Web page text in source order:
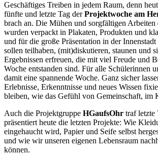
Geschäftiges Treiben in jedem Raum, denn
fünfte und letzte Tag derProjektwoche am
brach an. Die Mühen und sorgfältigen Arbeiten
wurden verpackt in Plakaten, Produkten und
und für die große Präsentation in der
sollen teilhaben, (mit)diskutieren, staunen und
Ergebnissen erfreuen, die mit viel Freude und
Woche entstanden sind. Für alle Schülerinnen
damit eine spannende Woche. Ganz sicher
Erlebnisse, Erkenntnisse und neues Wissen
bleiben, wie das Gefühl von Gemeinschaft, im
Auch die Projektgruppe HGaufsOhr traf letzte
präsentiert heute die letzten Projekte: Wie
eingehaucht wird, Papier und Seife selbst
und wie wir unseren eigenen Lebensraum
können.